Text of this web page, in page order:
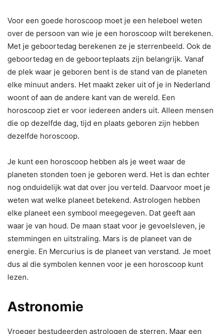
Voor een goede horoscoop moet je een heleboel weten
over de persoon van wie je een horoscoop wilt berekenen.
Met je geboortedag berekenen ze je sterrenbeeld. Ook de
geboortedag en de geboorteplaats zijn belangrijk. Vanaf
de plek waar je geboren bent is de stand van de planeten
elke minuut anders. Het maakt zeker uit of je in Nederland
woont of aan de andere kant van de wereld. Een
horoscoop ziet er voor iedereen anders uit. Alleen mensen
die op dezelfde dag, tijd en plaats geboren zijn hebben
dezelfde horoscoop.
Je kunt een horoscoop hebben als je weet waar de
planeten stonden toen je geboren werd. Het is dan echter
nog onduidelijk wat dat over jou verteld. Daarvoor moet je
weten wat welke planeet betekend. Astrologen hebben
elke planeet een symbool meegegeven. Dat geeft aan
waar je van houd. De maan staat voor je gevoelsleven, je
stemmingen en uitstraling. Mars is de planeet van de
energie. En Mercurius is de planeet van verstand. Je moet
dus al die symbolen kennen voor je een horoscoop kunt
lezen.
Astronomie
Vroeger bestudeerden astrologen de sterren. Maar een